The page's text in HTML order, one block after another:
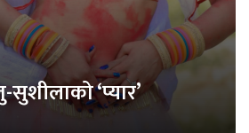
सुशीलाको ‘प्यार’